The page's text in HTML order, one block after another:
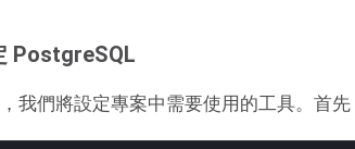
PostgreSQL
我們將設定專案中需要使用的工具。首先